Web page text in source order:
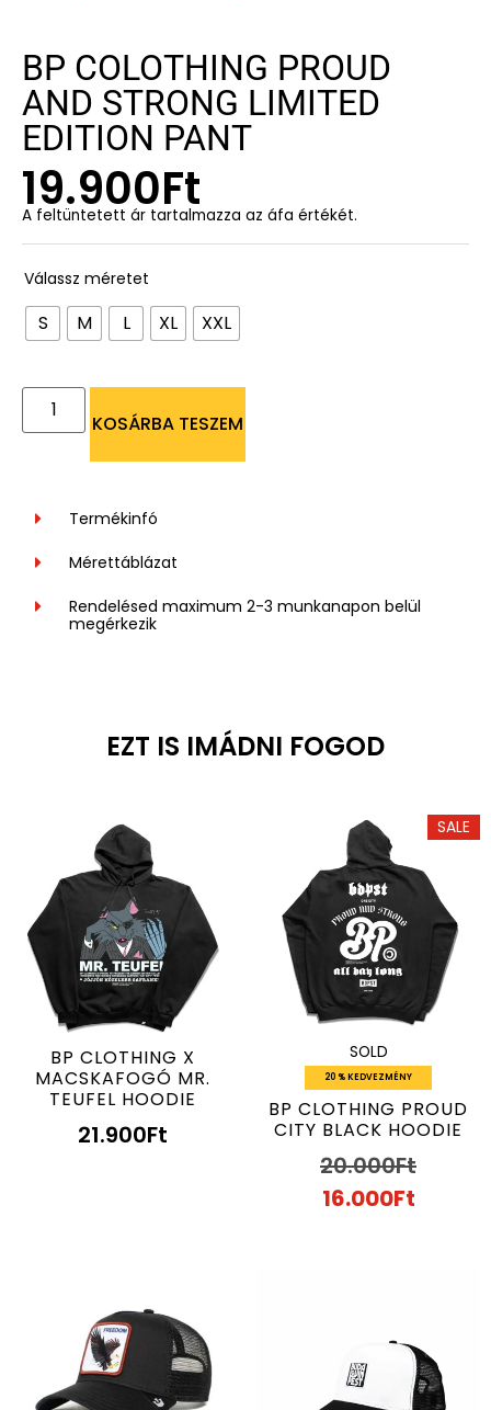
BP COLOTHING PROUD
AND STRONG LIMITED
EDITION PANT
19.900Ft
A feltüntetett ár tartalmazza az áfa értékét.
Válassz méretet
S M L XL XXL
KOSÁRBA TESZEM
Termékinfó
Mérettáblázat
Rendelésed maximum 2-3 munkanapon belül
megérkezik
EZT IS IMÁDNI FOGOD
BP CLOTHING X
MACSKAFOGÓ MR.
TEUFEL HOODIE
21.900Ft
SALE
SOLD
20 % KEDVEZMÉNY
BP CLOTHING PROUD
CITY BLACK HOODIE
20.000Ft
16.000Ft